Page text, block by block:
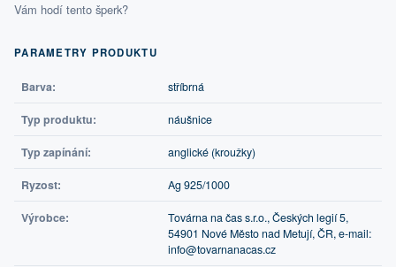
Vám hodí tento šperk?
PARAMETRY PRODUKTU
Barva: stříbrná
Typ produktu: náušnice
Typ zapínání: anglické (kroužky)
Ryzost: Ag 925/1000
Výrobce:
Továrna na čas s.r.o., Českých legií 5,
54901 Nové Město nad Metují, ČR, e-mail:
info@tovarnanacas.cz